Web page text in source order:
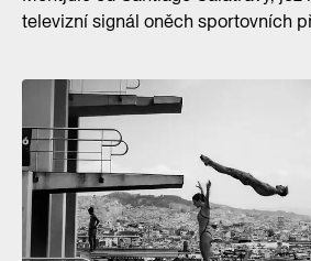
televizní signál oněch sportovních